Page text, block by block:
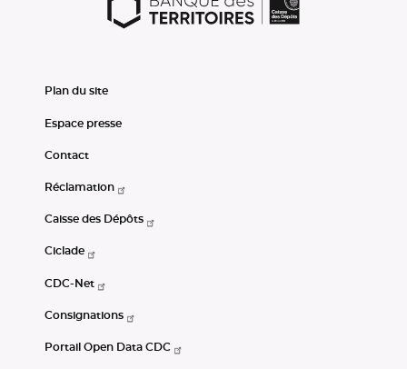
Plan du site
Espace presse
Contact
Réclamation
Caisse des Dépôts
Ciclade
CDC-Net
Consignations
Portail Open Data CDC